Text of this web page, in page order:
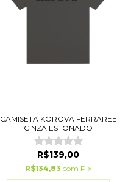
CAMISETA KOROVA FERRAREE
CINZA ESTONADO
R$139,00
R$134,83 com Pix